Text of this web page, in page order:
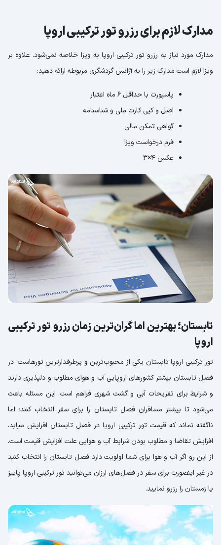
مدارک لازم برای رزرو تور ترکیبی اروپا
مدارک مورد نیاز به رزرو تور ترکیبی اروپا به ویزا خلاصه نمی‌شود. علاوه بر
ویزا لازم است مدارک زیر را به آژانس گردشگری مربوطه ارائه دهید:
پاسپورت با حداقل 6 ماه اعتبار
اصل و کپی کارت ملی و شناسنامه
گواهی تمکن مالی
فرم درخواست ویزا
عکس 4×3
تابستان؛ بهترین اما گران‌ترین زمان رزرو تور ترکیبی
اروپا
تور ترکیبی اروپا تابستان یکی از محبوب‌ترین و پرطرفدارترین تورهاست. در
فصل تابستان بیشتر کشورهای اروپایی آب و هوای مطلوب و دلپذیری دارند
و شرایط برای تفریحات آبی و گشت شهری فراهم است. این مسئله باعث
می‌شود تا بیشتر مسافران فصل تابستان را برای سفر انتخاب کنند؛ اما
ناگفته نماند که قیمت تور ترکیبی اروپا در فصل تابستان افزایش میابد.
افزایش تقاضا و مطلوب بودن شرایط آب و هوایی علت افزایش قیمت است.
از این رو اگر آب و هوا برای شما اولویت دارد فصل تابستان را انتخاب کنید
در غیر اینصورت برای سفر در فصل‌های ارزان می‌توانید تور ترکیبی اروپا پاییز
یا زمستان را رزرو نمایید.